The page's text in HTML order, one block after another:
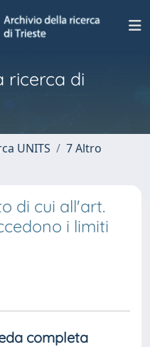
ricerca di
UNITS
7 Altro
di cui all'art.
i limiti
completa